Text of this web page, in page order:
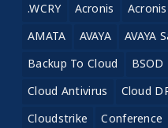
.WCRY Acronis
AMATA
AVAYA AVAYA
Backup To Cloud
BSOD
Cloud Antivirus
Cloud
Cloudstrike
Conference